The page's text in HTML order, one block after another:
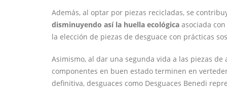
Además, al optar por piezas recicladas, se
disminuyendo así la huella ecológica asociada
la elección de piezas de desguace con prácticas
Asimismo, al dar una segunda vida a las piezas de
componentes en buen estado terminen en
definitiva, desguaces como Desguaces Benedi